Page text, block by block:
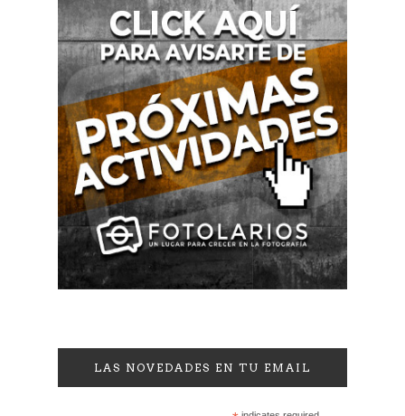
LAS NOVEDADES EN TU EMAIL